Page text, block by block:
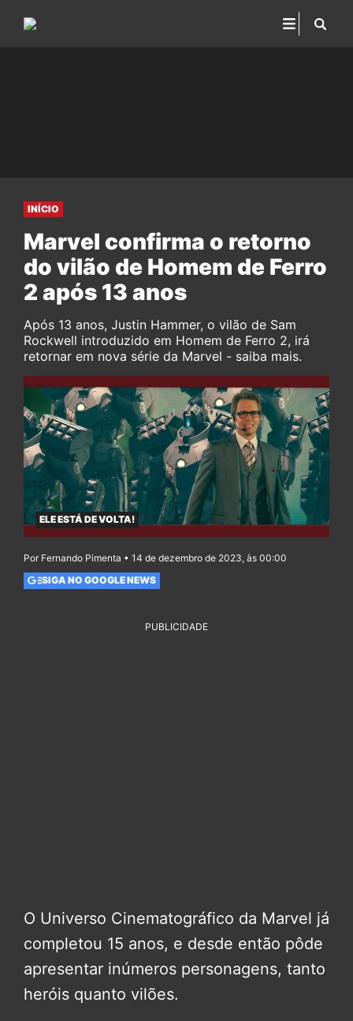
INÍCIO
Marvel confirma o retorno
do vilão de Homem de Ferro
2 após 13 anos
Após 13 anos, Justin Hammer, o vilão de Sam
Rockwell introduzido em Homem de Ferro 2, irá
retornar em nova série da Marvel - saiba mais.
ELE ESTÁ DE VOLTA!
Por Fernando Pimenta • 14 de dezembro de 2023, às 00:00
SIGA NO GOOGLE NEWS
PUBLICIDADE
O Universo Cinematográfico da Marvel já
completou 15 anos, e desde então pôde
apresentar inúmeros personagens, tanto
heróis quanto vilões.